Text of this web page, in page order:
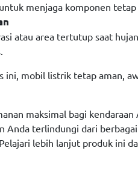
menjaga komponen
atau area tertutup saat
ini, mobil listrik tetap aman,
maksimal bagi
Anda terlindungi dari
lebih lanjut produk ini